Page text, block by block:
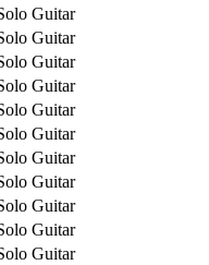
Guitar
Guitar
Guitar
Guitar
Guitar
Guitar
Guitar
Guitar
Guitar
Guitar
Guitar